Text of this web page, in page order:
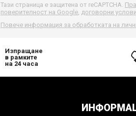
Тази страница е защитена от reCAPTCHA.
поверителност на Google договорни
Повече информация за обработката на
Изпращане
в рамките
на 24 часа